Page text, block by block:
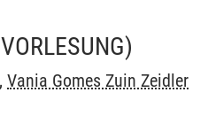
,Vania Gomes Zuin Zeidler